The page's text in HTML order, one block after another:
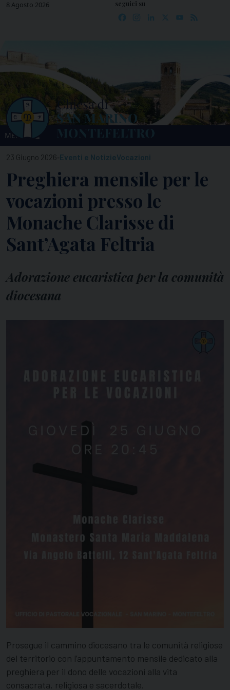
Skip8 Agosto 2026 seguici su
Facebook
Instagram
LinkedIn YouTube
MENU
23 Giugno 2026-Eventi e NotizieVocazioni
Preghiera mensile per le
vocazioni presso le
Monache Clarisse di
Sant’Agata Feltria
Adorazione eucaristica per la comunità
diocesana
Prosegue il cammino diocesano tra le comunità religiose
del territorio con l’appuntamento mensile dedicato alla
preghiera per il dono delle vocazioni alla vita
consacrata, religiosa e sacerdotale.